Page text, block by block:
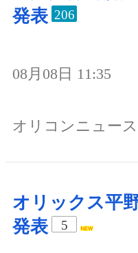
発表 206
08月08日 11:35
オリコンニュース
オリックス平
発表
5